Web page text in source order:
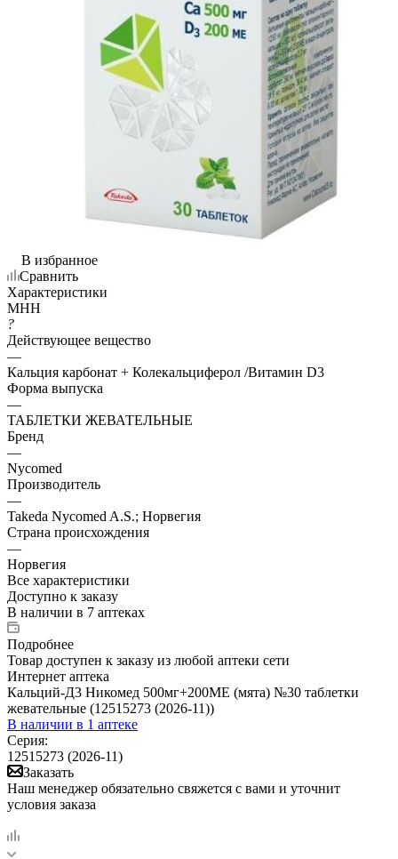
В избранное
Сравнить
Характеристики
МНН
?
Действующее вещество
—
Кальция карбонат + Колекальциферол /Витамин D3
Форма выпуска
—
ТАБЛЕТКИ ЖЕВАТЕЛЬНЫЕ
Бренд
—
Nycomed
Производитель
—
Takeda Nycomed A.S.; Норвегия
Страна происхождения
—
Норвегия
Все характеристики
Доступно к заказу
В наличии в 7 аптеках
Подробнее
Товар доступен к заказу из любой аптеки сети
Интернет аптека
Кальций-Д3 Никомед 500мг+200МЕ (мята) №30 таблетки
жевательные (12515273 (2026-11))
В наличии в 1 аптеке
Серия:
12515273 (2026-11)
Заказать
Наш менеджер обязательно свяжется с вами и уточнит
условия заказа